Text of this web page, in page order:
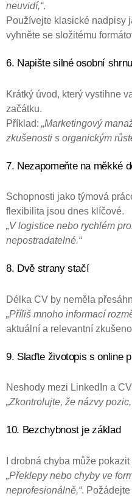
neuvidí,“.
Používejte klasické nadpisy
vyhněte se složitému
6. Napište silné osobní
Krátký úvod, který vystihne
začátku.
Příklad: „Marketingový
zkušenosti s organickým
7. Nezapomeňte na měkké
Schopnosti jako týmová
flexibilita jsou dnes klíčové.
„V logistice nebo rychlém
nepostradatelné.“
8. Dvě strany stačí
Délka CV by neměla
„Příliš mnoho informací
aktuální a relevantní
9. Slaďte životopis s online
Neshody mezi LinkedIn a
„Zkontrolujte, že názvy
10. Bezchybnost je základ
I drobná chyba může
„Překlepy nebo chyby ve
neprofesionálně,“.